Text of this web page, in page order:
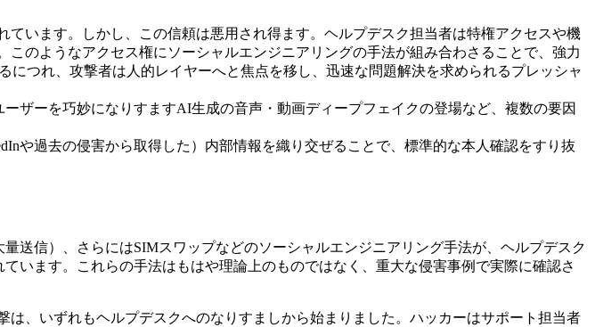
います。しかし、この信頼は悪用され得ます。ヘルプデスク担当者は特権アクセスや機
のようなアクセス権にソーシャルエンジニアリングの手法が組み合わさることで、強力
つれ、攻撃者は人的レイヤーへと焦点を移し、迅速な問題解決を求められるプレッシャ
ザーを巧妙になりすますAI生成の音声・動画ディープフェイクの登場など、複数の要因
や過去の侵害から取得した）内部情報を織り交ぜることで、標準的な本人確認をすり抜
送信）、さらにはSIMスワップなどのソーシャルエンジニアリング手法が、ヘルプデスク
います。これらの手法はもはや理論上のものではなく、重大な侵害事例で実際に確認さ
、いずれもヘルプデスクへのなりすましから始まりました。ハッカーはサポート担当者